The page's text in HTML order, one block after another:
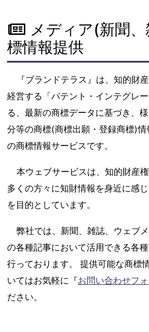
メディア(新聞
標情報提供
『ブランドテラス』は、知的財
経営する「パテント・インテグレ
る、最新の商標データに基づき、
分等の商標(商標出願・登録商標)
の商標情報サービスです。
本ウェブサービスは、知的財産
多くの方々に知財情報を身近に感
を目的としています。
弊社では、新聞、雑誌、ウェブ
の各種記事において活用できる各
行っております。 提供可能な商標
いてはお気軽に『お問い合わせフ
ださい。